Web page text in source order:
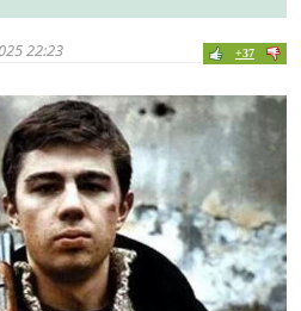
22:23 +37